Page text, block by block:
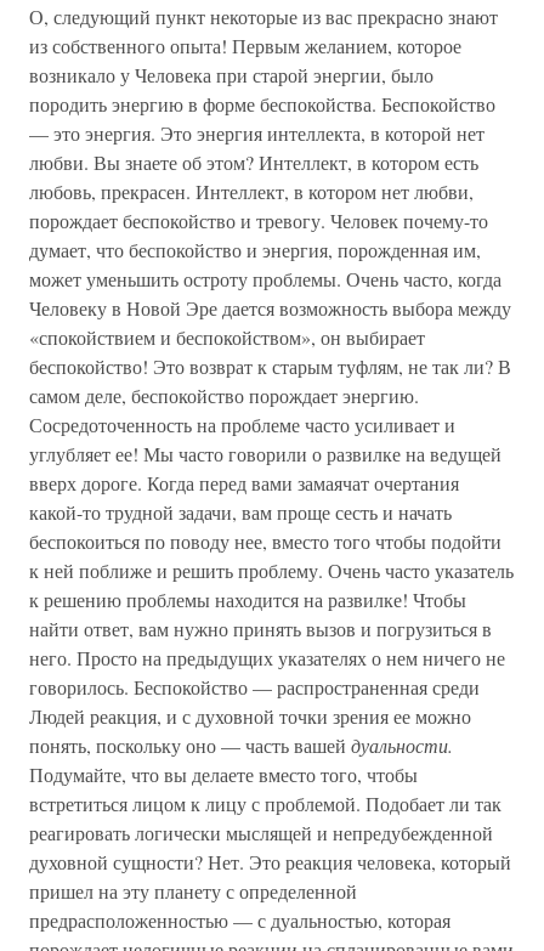
О, следующий пункт некоторые из вас прекрасно знают
из собственного опыта! Первым желанием, которое
возникало у Человека при старой энергии, было
породить энергию в форме беспокойства. Беспокойство
— это энергия. Это энергия интеллекта, в которой нет
любви. Вы знаете об этом? Интеллект, в котором есть
любовь, прекрасен. Интеллект, в котором нет любви,
порождает беспокойство и тревогу. Человек почему-то
думает, что беспокойство и энергия, порожденная им,
может уменьшить остроту проблемы. Очень часто, когда
Человеку в Новой Эре дается возможность выбора между
«спокойствием и беспокойством», он выбирает
беспокойство! Это возврат к старым туфлям, не так ли? В
самом деле, беспокойство порождает энергию.
Сосредоточенность на проблеме часто усиливает и
углубляет ее! Мы часто говорили о развилке на ведущей
вверх дороге. Когда перед вами замаячат очертания
какой-то трудной задачи, вам проще сесть и начать
беспокоиться по поводу нее, вместо того чтобы подойти
к ней поближе и решить проблему. Очень часто указатель
к решению проблемы находится на развилке! Чтобы
найти ответ, вам нужно принять вызов и погрузиться в
него. Просто на предыдущих указателях о нем ничего не
говорилось. Беспокойство — распространенная среди
Людей реакция, и с духовной точки зрения ее можно
понять, поскольку оно — часть вашей дуальности.
Подумайте, что вы делаете вместо того, чтобы
встретиться лицом к лицу с проблемой. Подобает ли так
реагировать логически мыслящей и непредубежденной
духовной сущности? Нет. Это реакция человека, который
пришел на эту планету с определенной
предрасположенностью — с дуальностью, которая